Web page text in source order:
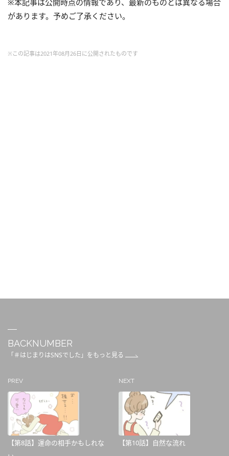
※本記事は公開時点の情報であり、最新のものとは異なる場合
があります。予めご了承ください。
※この記事は2021年08月26日に公開されたものです
BACKNUMBER
「＃はじまりはSNSでした」をもっと見る
PREV
【第8話】運命の相手かもしれな
NEXT
【第10話】自然な流れ